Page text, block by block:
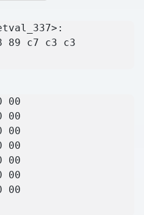
89 c7 c3 c3
00
00
00
00
00
00
00